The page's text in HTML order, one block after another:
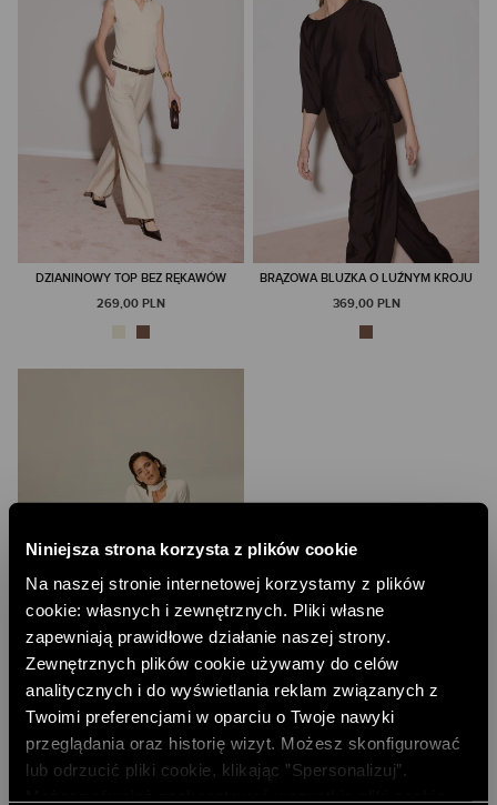
Niniejsza strona korzysta z plików cookie
Na naszej stronie internetowej korzystamy z plików
cookie: własnych i zewnętrznych. Pliki własne
zapewniają prawidłowe działanie naszej strony.
Zewnętrznych plików cookie używamy do celów
analitycznych i do wyświetlania reklam związanych z
Twoimi preferencjami w oparciu o Twoje nawyki
przeglądania oraz historię wizyt. Możesz skonfigurować
lub odrzucić pliki cookie, klikając ”Spersonalizuj”.
DZIANINOWY TOP BEZ RĘKAWÓW
269,00 PLN
BRĄZOWA BLUZKA O LUŹNYM KROJU
369,00 PLN
DZIANINOWA BLUZKA Z WIĄZANIEM
PRZY DEKOLCIE
329,00 PLN